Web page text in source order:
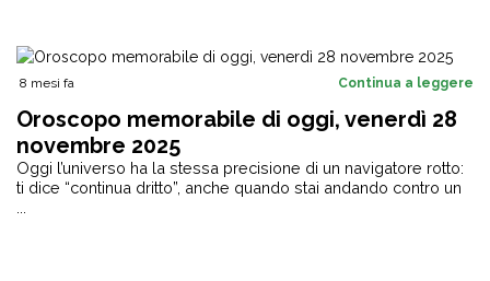
8 mesi fa Continua a leggere
Oroscopo memorabile di oggi, venerdì 28
novembre 2025
Oggi l’universo ha la stessa precisione di un navigatore rotto:
ti dice “continua dritto”, anche quando stai andando contro un